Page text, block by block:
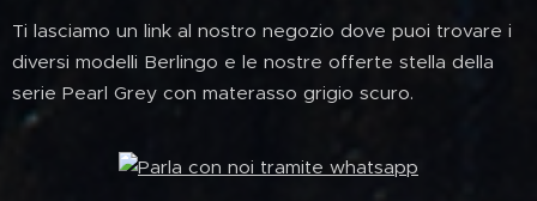
Ti lasciamo un link al nostro negozio dove puoi trovare i
diversi modelli Berlingo e le nostre offerte stella della
serie Pearl Grey con materasso grigio scuro.